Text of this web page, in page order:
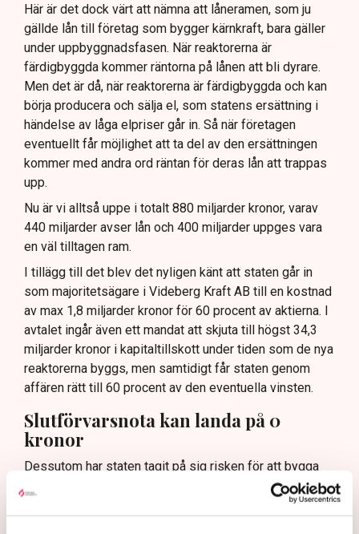
Här är det dock värt att nämna att låneramen, som ju
gällde lån till företag som bygger kärnkraft, bara gäller
under uppbyggnadsfasen. När reaktorerna är
färdigbyggda kommer räntorna på lånen att bli dyrare.
Men det är då, när reaktorerna är färdigbyggda och kan
börja producera och sälja el, som statens ersättning i
händelse av låga elpriser går in. Så när företagen
eventuellt får möjlighet att ta del av den ersättningen
kommer med andra ord räntan för deras lån att trappas
upp.
Nu är vi alltså uppe i totalt 880 miljarder kronor, varav
440 miljarder avser lån och 400 miljarder uppges vara
en väl tilltagen ram.
I tillägg till det blev det nyligen känt att staten går in
som majoritetsägare i Videberg Kraft AB till en kostnad
av max 1,8 miljarder kronor för 60 procent av aktierna. I
avtalet ingår även ett mandat att skjuta till högst 34,3
miljarder kronor i kapitaltillskott under tiden som de nya
reaktorerna byggs, men samtidigt får staten genom
affären rätt till 60 procent av den eventuella vinsten.
Slutförvarsnota kan landa på 0
kronor
Dessutom har staten tagit på sig risken för att bygga
ett nytt slutförvar för kärnkraftsavfall. De totala fasta
kostnaderna för ett nytt slutförvar beräknas enligt